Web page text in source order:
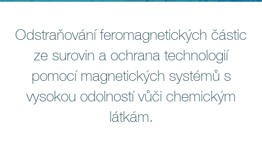
Odstraňování feromagnetických částic
ze surovin a ochrana technologií
pomocí magnetických systémů s
vysokou odolností vůči chemickým
látkám.